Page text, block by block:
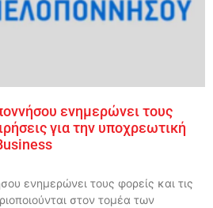
ενημερώνει τους
για την υποχρεωτική
ενημερώνει τους φορείς και τις
στον τομέα των